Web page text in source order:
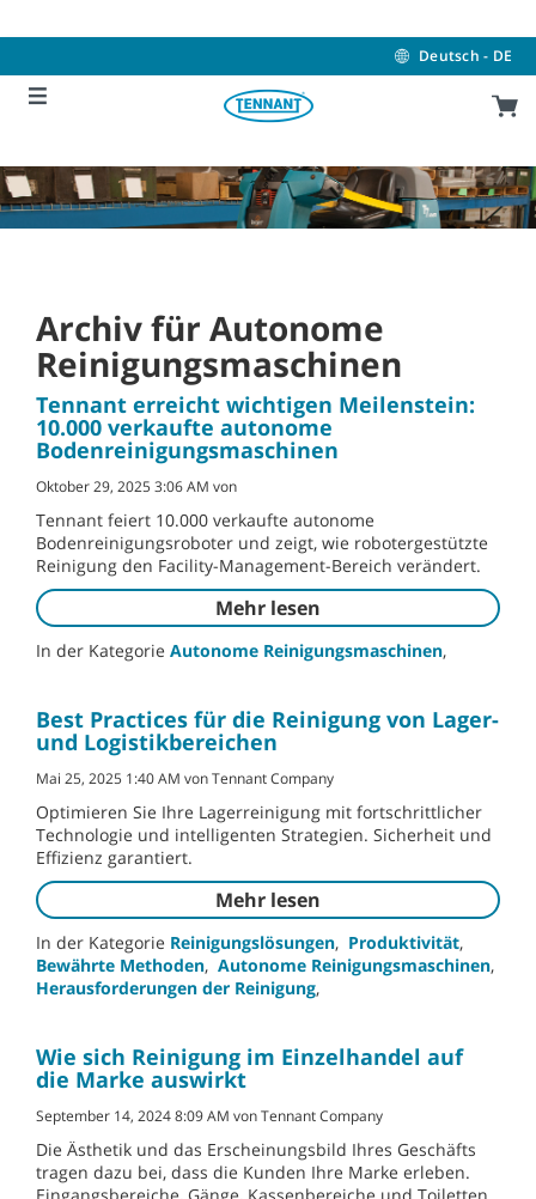
to
to
menu
Deutsch - DE
Archiv für Autonome
Reinigungsmaschinen
Tennant erreicht wichtigen Meilenstein:
10.000 verkaufte autonome
Bodenreinigungsmaschinen
Oktober 29, 2025 3:06 AM von
Tennant feiert 10.000 verkaufte autonome
Bodenreinigungsroboter und zeigt, wie robotergestützte
Reinigung den Facility-Management-Bereich verändert.
Mehr lesen
In der Kategorie Autonome Reinigungsmaschinen,
Best Practices für die Reinigung von Lager-
und Logistikbereichen
Mai 25, 2025 1:40 AM von Tennant Company
Optimieren Sie Ihre Lagerreinigung mit fortschrittlicher
Technologie und intelligenten Strategien. Sicherheit und
Effizienz garantiert.
Mehr lesen
In der Kategorie Reinigungslösungen, Produktivität,
Bewährte Methoden, Autonome Reinigungsmaschinen,
Herausforderungen der Reinigung,
Wie sich Reinigung im Einzelhandel auf
die Marke auswirkt
September 14, 2024 8:09 AM von Tennant Company
Die Ästhetik und das Erscheinungsbild Ihres Geschäfts
tragen dazu bei, dass die Kunden Ihre Marke erleben.